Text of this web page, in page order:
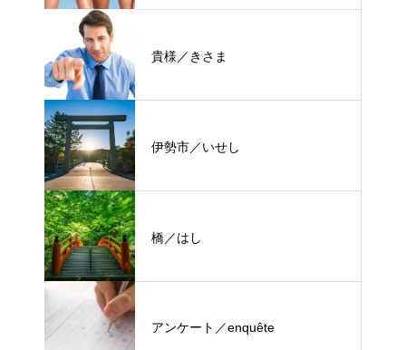
貴様／きさま
伊勢市／いせし
橋／はし
アンケート／enquête